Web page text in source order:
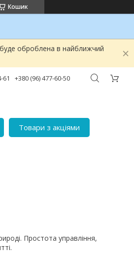
Кошик
оброблена в найближчий
61 +380 (96) 477-60-50
Товари з акціями
Простота управління,